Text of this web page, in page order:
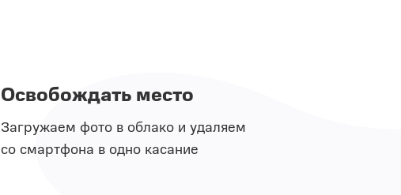
Освобождать место
Загружаем фото в облако и удаляем
со смартфона в одно касание